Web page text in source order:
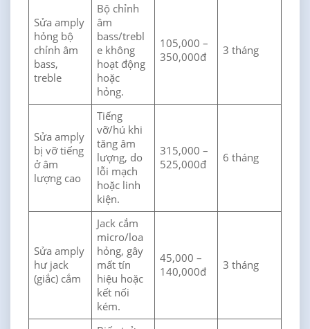
Sửa amply
hỏng bộ
chỉnh âm
bass,
treble
Bộ chỉnh
âm
bass/trebl
e không
hoạt động
hoặc
hỏng.
105,000 –
350,000đ
3 tháng
Sửa amply
bị vỡ tiếng
ở âm
lượng cao
Tiếng
vỡ/hú khi
tăng âm
lượng, do
lỗi mạch
hoặc linh
kiện.
315,000 –
525,000đ
6 tháng
Sửa amply
hư jack
(giắc) cắm
Jack cắm
micro/loa
hỏng, gây
mất tín
hiệu hoặc
kết nối
kém.
45,000 –
140,000đ
3 tháng